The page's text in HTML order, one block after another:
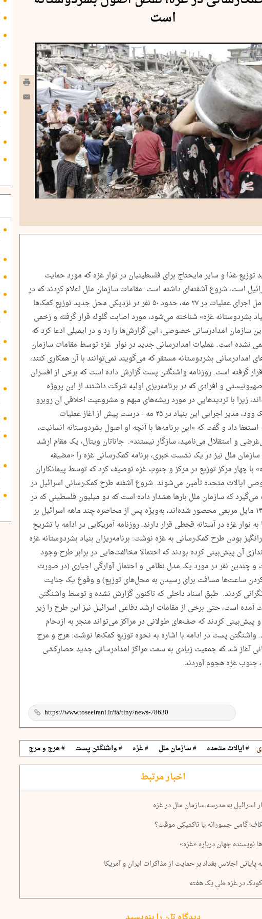
است
غذا و سایر مایحتاج برای فلسطینیان در نوار غزه که مورد حمایت
است، شروع آشفته‌ای داشته است. مقامات سازمان ملل اعلام کردند که در
اولین روز کامل اجرای عملیات در ۲۷ مه، حدود ۵۰ نفر در نزدیکی محل جدید توزیع کمک‌ها
بشردوستانه غزه» شناخته می‌شود، مورد اصابت گلوله قرار گرفته و زخمی
سازمان امدادرسانی خصوصی، این گزارش‌ها را رد و در ایمیلی ادعا کرد که
نشده است. عملیات امدادرسانی جدید در نوار غزه توسط مقامات سازمان
امدادرسانی بشردوستانه مستقر که می‌گویند نمی‌توانند با آن همکاری کنند،
قرار گرفته است. روزنامه واشنگتن پست گزارش داده است که برخی از افسران
و افرادی که در برنامه‌ریزی اولیه شرکت داشتند از این پروژه
زیرا با تردیدهایی در مورد ریشه‌های مبهم و مشروعیت اخلاقی آن روبرو
شده‌اند. جیک وود، مدیر اجرایی این بنیاد در ۲۵ مه - درست پیش از آغاز عملیات
داد و گفت که «این برنامه‌ها با آنچه او اصول بشردوستانه انسانیت،
و استقلال می‌نامید، سازگار نیستند». جاناتان ویتال، یک مقام ارشد
سازمان ملل نیز در یک نشست خبری، برنامه کمک‌رسانی غزه را «مضیقه
با چهار مرکز توزیع در مرکز و جنوب غزه توصیف کرد که توسط پیمانکاران
ایالات متحده تأمین می‌شوند. شروع آشفته طرح کمک‌رسانی اسرائیل در
که سازمان ملل بارها هشدار داده است که دو میلیون فلسطینی که در
این منطقه ۱۴۰ مایل مربعی محصور شده‌اند، به‌ویژه پس از محاصره چند ماهه اسرائیل بر
نوار غزه در آستانه قحطی قرار دارند. روزنامه آمریکایی در ادامه با تشریح
بودن طرح کمک‌رسانی به غزه نوشت: برنامه‌ریزان بنیاد بشردوستانه غزه
آن پیش‌بینی کرده بودند که احتمالا مخالفت‌هایی در برابر طرح وجود
چندین نفر در مورد یک مدل نظامی و احتمال آوارگی اجباری (در صورت
ساعت‌ها مسافت برای رسیدن به محل‌های توزیع) و وقوع یک جنایت
کردند. طبق اسناد داخلی که تاکنون گزارش نشده و توسط واشنگتن
است، حتی برخی از مقامات ارشد دفاعی اسرائیل نیز این طرح را زیر
پیش‌بینی کردند که صف‌های طولانی در مراکز می‌تواند منجر به ازدحام
پست در ادامه با اشاره به نحوه توزیع کمک‌ها نوشت: هرج و مرج
زمانی آغاز شد که جمعیت زیادی به سمت مراکز امدادرسانی جدید حصارکشی
جنوب غزه هجوم آوردند.
# ایالات متحده # سازمان ملل # غزه # واشنگتن پست # هرج و مرج
اخبار مرتبط
اسرائیل به مدرسه سازمان ملل در غزه
گامی جسورانه یا تاکتیکی موقت؟
نویسنده جهان درباره «غزه»
پایانی اجلاس بغداد بر حمایت از مذاکرات ایران و آمریکا
در غزه طی یک هفته